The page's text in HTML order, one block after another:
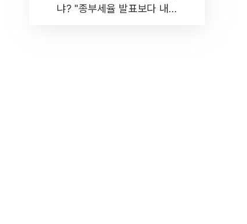
냐? "종부세율 발표보다 내릴